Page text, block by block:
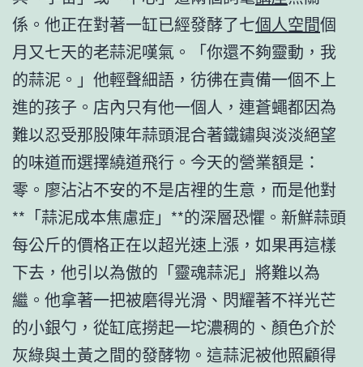
係。他正在對著一缸已經發酵了七個人空間個
月又七天的老蒜泥嘆氣。「你還不夠靈動，我
的蒜泥。」他輕聲細語，彷彿在責備一個不上
進的孩子。店內只有他一個人，連蒼蠅都因為
難以忍受那股陳年蒜頭混合著鐵鏽與淡淡絕望
的味道而選擇繞道飛行。今天的營業額是：
零。廖沾沾不安的不是店裡的生意，而是他對
**「蒜泥成本焦慮症」**的深層恐懼。新鮮蒜頭
每公斤的價格正在以超光速上漲，如果再這樣
下去，他引以為傲的「靈魂蒜泥」將難以為
繼。他拿著一把被磨得光滑、閃耀著不祥光芒
的小銀勺，從缸底撈起一坨濃稠的、顏色介於
灰綠與土黃之間的發酵物。這蒜泥被他照顧得